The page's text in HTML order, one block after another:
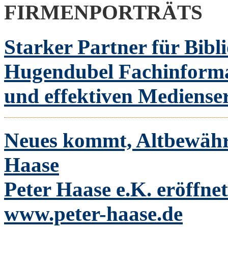
FIRMENPORTRÄTS
Starker Partner für
Hugendubel
und effektiven
Neues kommt,
Haase
Peter Haase e.K.
www.peter-haase.de